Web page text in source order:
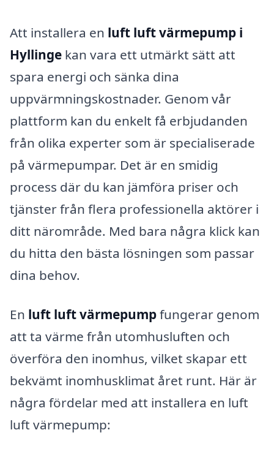
Att installera en luft luft värmepump i
Hyllinge kan vara ett utmärkt sätt att
spara energi och sänka dina
uppvärmningskostnader. Genom vår
plattform kan du enkelt få erbjudanden
från olika experter som är specialiserade
på värmepumpar. Det är en smidig
process där du kan jämföra priser och
tjänster från flera professionella aktörer i
ditt närområde. Med bara några klick kan
du hitta den bästa lösningen som passar
dina behov.
En luft luft värmepumpfungerar genom
att ta värme från utomhusluften och
överföra den inomhus, vilket skapar ett
bekvämt inomhusklimat året runt. Här är
några fördelar med att installera en luft
luft värmepump: